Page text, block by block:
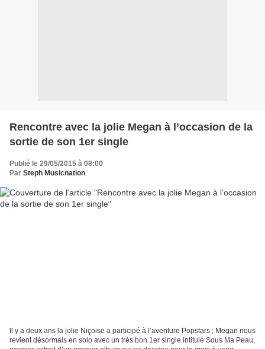
Rencontre avec la jolie Megan à l’occasion de la
sortie de son 1er single
Publié le 29/05/2015 à 08:00
Par Steph Musicnation
Il y a deux ans la jolie Niçoise a participé à l’aventure Popstars ; Megan nous
revient désormais en solo avec un très bon 1er single intitulé Sous Ma Peau,